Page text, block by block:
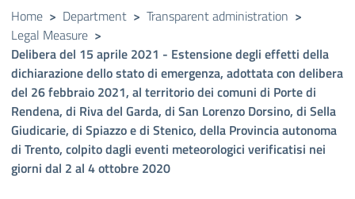
Condividi su Twitter
Home > Department > Transparent administration >
Legal Measure >
Delibera del 15 aprile 2021 - Estensione degli effetti della
dichiarazione dello stato di emergenza, adottata con delibera
del 26 febbraio 2021, al territorio dei comuni di Porte di
Rendena, di Riva del Garda, di San Lorenzo Dorsino, di Sella
Giudicarie, di Spiazzo e di Stenico, della Provincia autonoma
di Trento, colpito dagli eventi meteorologici verificatisi nei
giorni dal 2 al 4 ottobre 2020